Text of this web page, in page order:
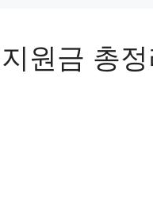
원금 총